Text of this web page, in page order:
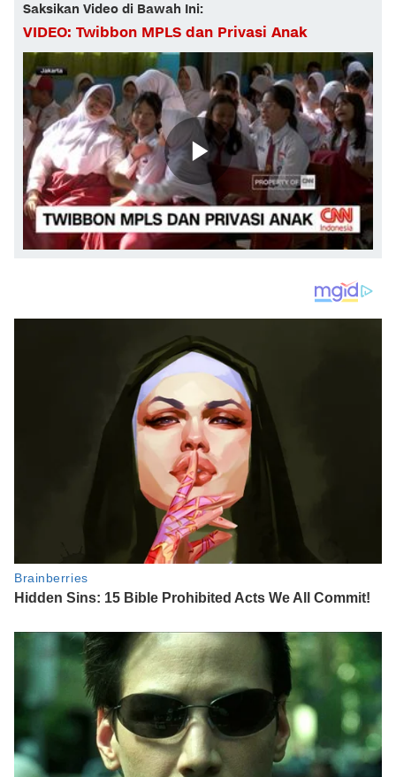
Saksikan Video di Bawah Ini:
VIDEO: Twibbon MPLS dan Privasi Anak